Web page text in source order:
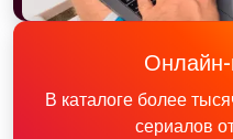
Онлайн-
В каталоге более
сериалов